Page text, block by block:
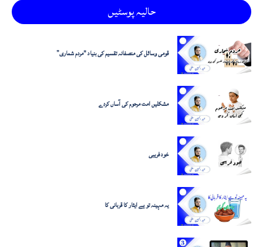
حالیہ پوسٹیں
قومی وسائل کی منصفانہ تقسیم کی بنیاد "مردم شماری”
مشکلیں امت مرحوم کی آساں کردے
خود فریبی
یہ مہینہ تو ہے ایثار کا قربانی کا